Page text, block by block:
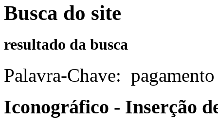
Busca do site
resultado da busca
Palavra-Chave: pagamento
Iconográfico - Inserção